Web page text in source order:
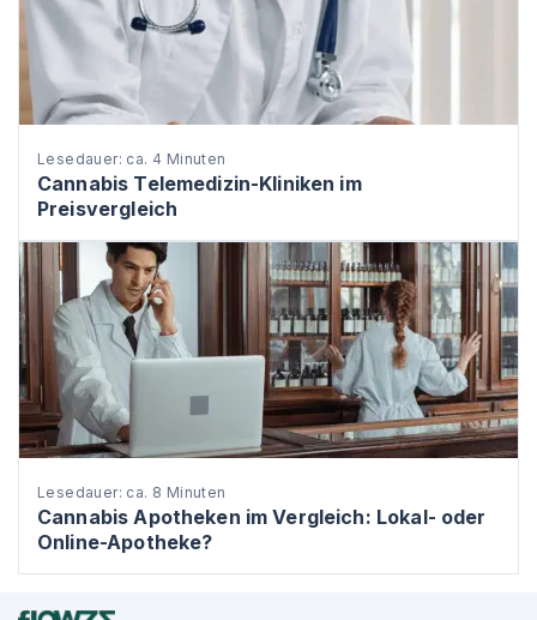
Lesedauer: ca. 4 Minuten
Cannabis Telemedizin-Kliniken im
Preisvergleich
Lesedauer: ca. 8 Minuten
Cannabis Apotheken im Vergleich: Lokal- oder
Online-Apotheke?